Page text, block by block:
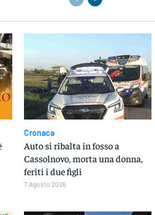
Cronaca
Auto si ribalta in fosso a
Cassolnovo, morta una donna,
feriti i due figli
7 Agosto 2026